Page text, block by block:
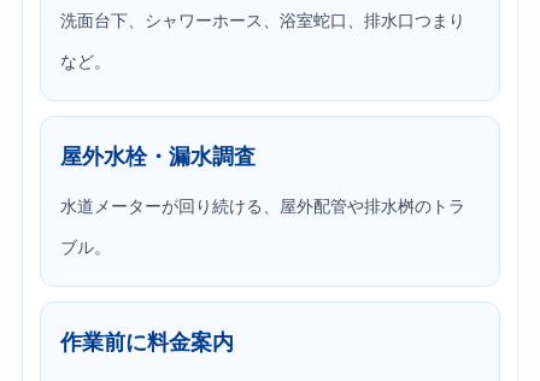
洗面台下、シャワーホース、浴室蛇口、排水口つまり
など。
屋外水栓・漏水調査
水道メーターが回り続ける、屋外配管や排水桝のトラ
ブル。
作業前に料金案内